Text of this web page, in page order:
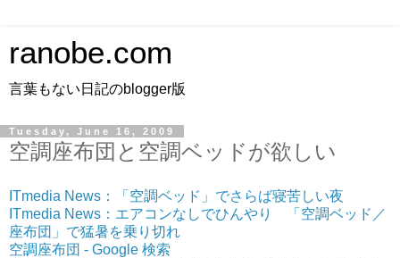
ranobe.com
言葉もない日記のblogger版
Tuesday, June 16, 2009
空調座布団と空調ベッドが欲しい
ITmedia News：「空調ベッド」でさらば寝苦しい夜
ITmedia News：エアコンなしでひんやり 「空調ベッド／
座布団」で猛暑を乗り切れ
空調座布団 - Google 検索